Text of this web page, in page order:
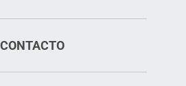
CONTACTO